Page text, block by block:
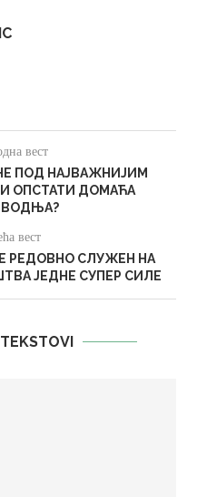
вест
ПОД НАЈВАЖНИЈИМ
ОПСТАТИ ДОМАЋА
вест
РЕДОВНО СЛУЖЕН НА
ЈЕДНЕ СУПЕР СИЛЕ